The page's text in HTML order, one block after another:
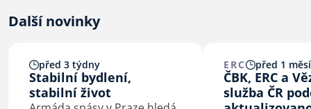
Další novinky
před 3 týdny
Stabilní bydlení,
stabilní život
ERC před 1
ČBK, ERC a
služba ČR